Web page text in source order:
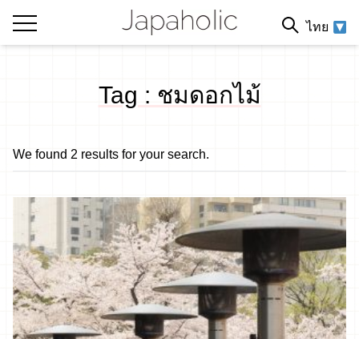
ไทย
Tag : ชมดอกไม้
We found 2 results for your search.